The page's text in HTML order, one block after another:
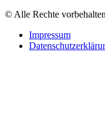
© Alle Rechte
Impressum